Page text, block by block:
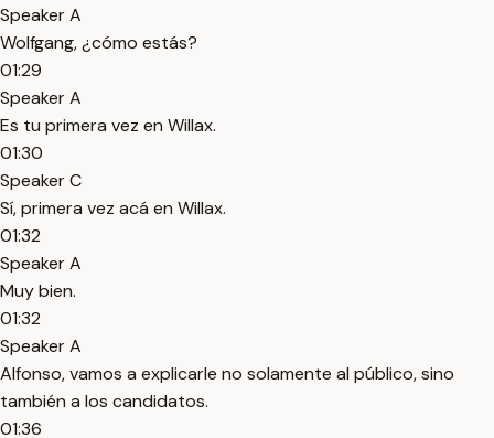
Speaker A
Wolfgang, ¿cómo estás?
01:29
Speaker A
Es tu primera vez en Willax.
01:30
Speaker C
Sí, primera vez acá en Willax.
01:32
Speaker A
Muy bien.
01:32
Speaker A
Alfonso, vamos a explicarle no solamente al público, sino
también a los candidatos.
01:36